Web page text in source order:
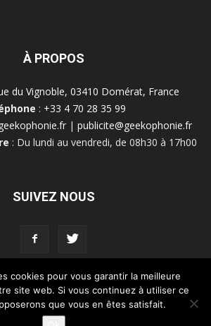
À PROPOS
du Vignoble, 03410 Domérat, France
: +33 4 70 28 35 99
| publicite@geekophonie.fr
: Du lundi au vendredi, de 08h30 à 17h00
SUIVEZ NOUS
À propos de nous Contact
Connexion
Inscription
cookies pour vous garantir la meilleure
site web. Si vous continuez à utiliser ce
que vous en êtes satisfait.